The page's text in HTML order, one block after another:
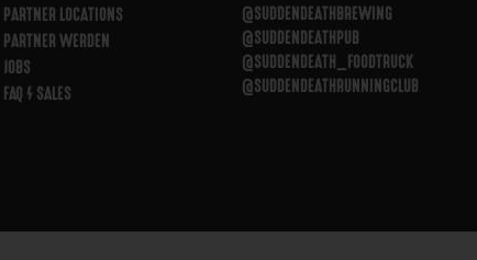
PARTNER LOCATIONS
PARTNER WERDEN
JOBS
FAQ / SALES
@SUDDENDEATHBREWING
@SUDDENDEATHPUB
@SUDDENDEATH_FOODTRUCK
@SUDDENDEATHRUNNINGCLUB